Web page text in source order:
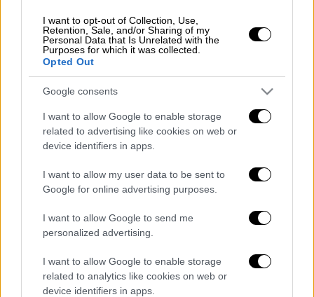
I want to opt-out of Collection, Use,
Retention, Sale, and/or Sharing of my
Personal Data that Is Unrelated with the
Purposes for which it was collected.
Opted Out
Google consents
I want to allow Google to enable storage
related to advertising like cookies on web or
device identifiers in apps.
I want to allow my user data to be sent to
Google for online advertising purposes.
I want to allow Google to send me
personalized advertising.
I want to allow Google to enable storage
related to analytics like cookies on web or
device identifiers in apps.
Στο σημείο έχει σπεύσει κλιμάκιο του
Τμήματος Εξουδετέρωσης Εκρηκτικών
Μηχανισμών (ΤΕΕΜ).
Διαβάστε ακόμη